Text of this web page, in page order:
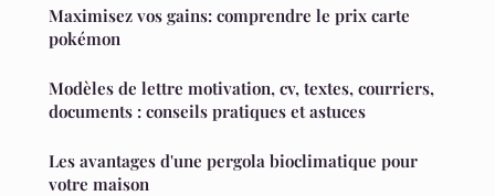
Maximisez vos gains: comprendre le prix carte
pokémon
Modèles de lettre motivation, cv, textes, courriers,
documents : conseils pratiques et astuces
Les avantages d'une pergola bioclimatique pour
votre maison